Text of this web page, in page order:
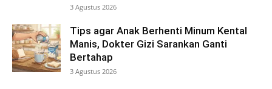
3 Agustus 2026
Tips agar Anak Berhenti Minum Kental
Manis, Dokter Gizi Sarankan Ganti
Bertahap
3 Agustus 2026